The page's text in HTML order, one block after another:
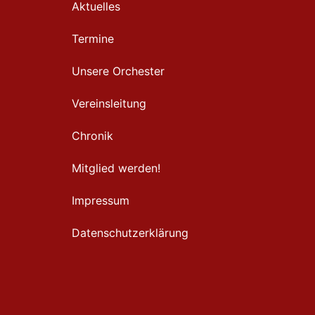
Aktuelles
Termine
Unsere Orchester
Vereinsleitung
Chronik
Mitglied werden!
Impressum
Datenschutzerklärung